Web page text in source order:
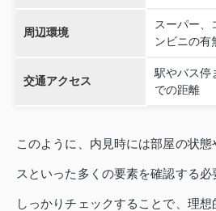
周辺環境
スーパー、
ンビニの有
交通アクセス
駅やバス停
での距離
このように、内見時には部屋の状
スといった多くの要素を確認する
しっかりチェックすることで、理